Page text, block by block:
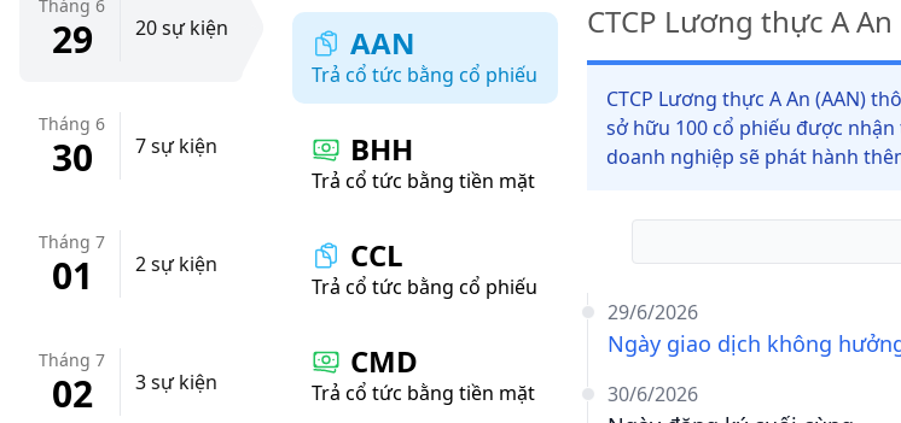
Tháng 6
29 20 sự kiện
Tháng 6
30 7 sự kiện
Tháng 7
01 2 sự kiện
Tháng 7
02 3 sự kiện
AAN
Trả cổ tức bằng cổ phiếu
BHH
Trả cổ tức bằng tiền mặt
CCL
Trả cổ tức bằng cổ phiếu
CMD
Trả cổ tức bằng tiền mặt
CTCP Lương thực A An
CTCP Lương thực A An (AAN)
sở hữu 100 cổ phiếu được
doanh nghiệp sẽ phát hành
29/6/2026
Ngày giao dịch không
30/6/2026